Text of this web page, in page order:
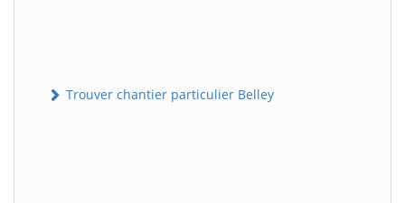
Trouver chantier particulier Belley